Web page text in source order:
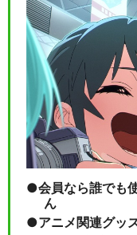
会員なら誰でも
ん
アニメ関連グッ